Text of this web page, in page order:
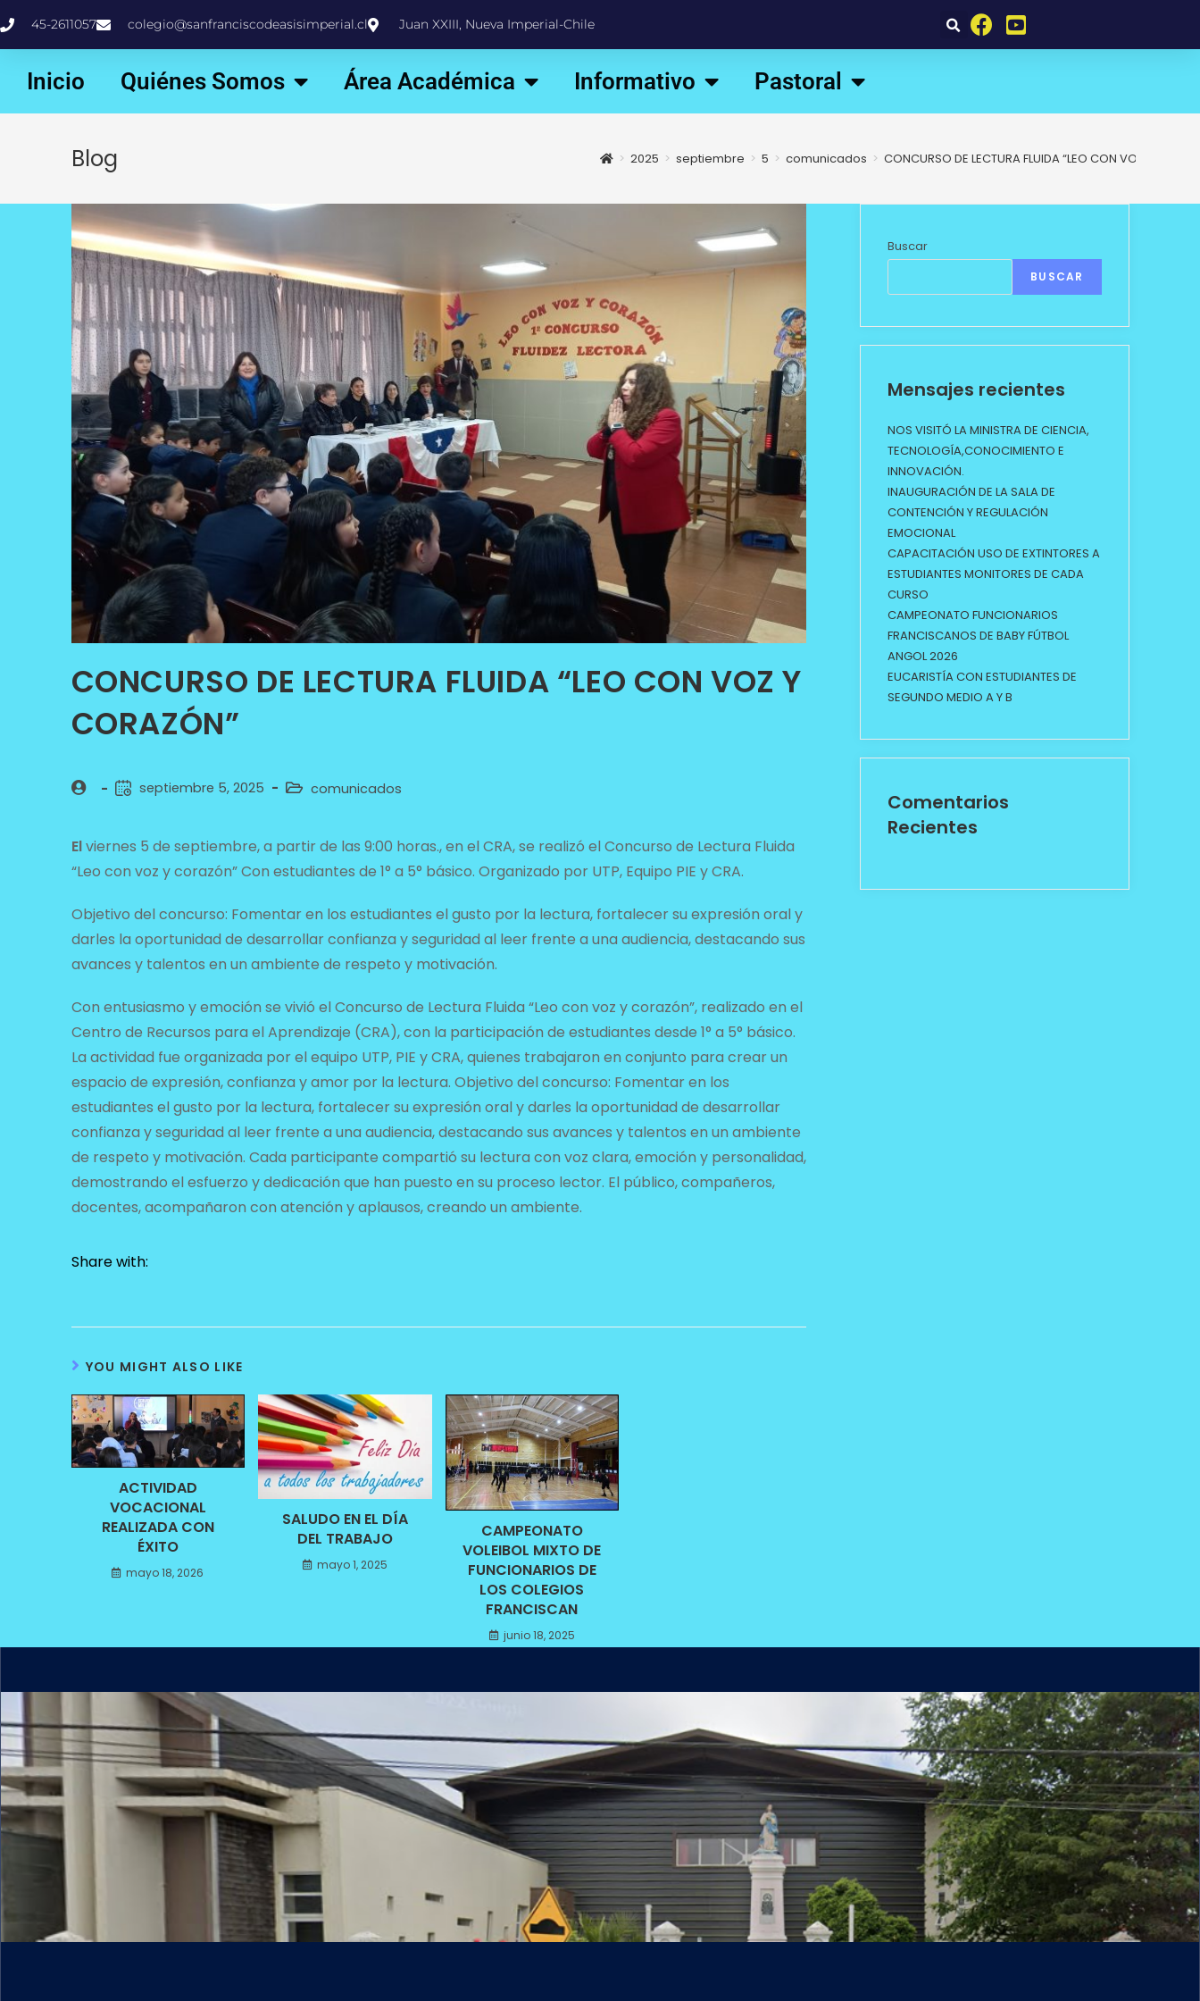
45-2611057 colegio@sanfranciscodeasisimperial.cl Juan XXIII, Nueva Imperial-Chile
Inicio Quiénes Somos Área Académica Informativo Pastoral
Blog > 2025 > septiembre > 5 > comunicados > CONCURSO DE LECTURA FLUIDA “LEO CON VOZ Y
CONCURSO DE LECTURA FLUIDA “LEO CON VOZ Y
CORAZÓN”
septiembre 5, 2025 comunicados
Elviernes 5 de septiembre, a partir de las 9:00 horas., en el CRA, se realizó el Concurso de Lectura Fluida
“Leo con voz y corazón” Con estudiantes de 1° a 5° básico. Organizado por UTP, Equipo PIE y CRA.
Objetivo del concurso: Fomentar en los estudiantes el gusto por la lectura, fortalecer su expresión oral y
darles la oportunidad de desarrollar confianza y seguridad al leer frente a una audiencia, destacando sus
avances y talentos en un ambiente de respeto y motivación.
Con entusiasmo y emoción se vivió el Concurso de Lectura Fluida “Leo con voz y corazón”, realizado en el
Centro de Recursos para el Aprendizaje (CRA), con la participación de estudiantes desde 1° a 5° básico.
La actividad fue organizada por el equipo UTP, PIE y CRA, quienes trabajaron en conjunto para crear un
espacio de expresión, confianza y amor por la lectura. Objetivo del concurso: Fomentar en los
estudiantes el gusto por la lectura, fortalecer su expresión oral y darles la oportunidad de desarrollar
confianza y seguridad al leer frente a una audiencia, destacando sus avances y talentos en un ambiente
de respeto y motivación. Cada participante compartió su lectura con voz clara, emoción y personalidad,
demostrando el esfuerzo y dedicación que han puesto en su proceso lector. El público, compañeros,
docentes, acompañaron con atención y aplausos, creando un ambiente.
Share with:
YOU MIGHT ALSO LIKE
ACTIVIDAD
VOCACIONAL
REALIZADA CON
ÉXITO
mayo 18, 2026
SALUDO EN EL DÍA
DEL TRABAJO
mayo 1, 2025
CAMPEONATO
VOLEIBOL MIXTO DE
FUNCIONARIOS DE
LOS COLEGIOS
FRANCISCAN
junio 18, 2025
Buscar
BUSCAR
Mensajes recientes
NOS VISITÓ LA MINISTRA DE CIENCIA,
TECNOLOGÍA,CONOCIMIENTO E
INNOVACIÓN.
INAUGURACIÓN DE LA SALA DE
CONTENCIÓN Y REGULACIÓN
EMOCIONAL
CAPACITACIÓN USO DE EXTINTORES A
ESTUDIANTES MONITORES DE CADA
CURSO
CAMPEONATO FUNCIONARIOS
FRANCISCANOS DE BABY FÚTBOL
ANGOL 2026
EUCARISTÍA CON ESTUDIANTES DE
SEGUNDO MEDIO A Y B
Comentarios
Recientes